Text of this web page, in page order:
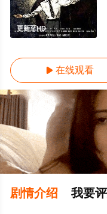
更新至HD
 在线观看
剧情介绍 我要